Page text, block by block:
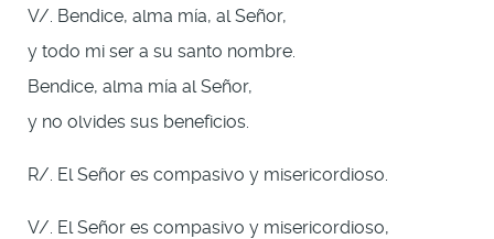
V/. Bendice, alma mía, al Señor,
y todo mi ser a su santo nombre.
Bendice, alma mía al Señor,
y no olvides sus beneficios.
R/. El Señor es compasivo y misericordioso.
V/. El Señor es compasivo y misericordioso,